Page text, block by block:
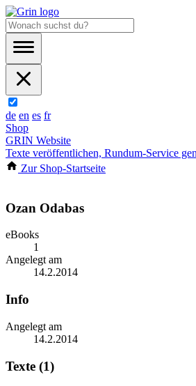
de en es fr
Shop
GRIN Website
Texte veröffentlichen, Rundum-Service
Zur Shop-Startseite
Ozan Odabas
eBooks
1
Angelegt am
14.2.2014
Info
Angelegt am
14.2.2014
Texte (1)